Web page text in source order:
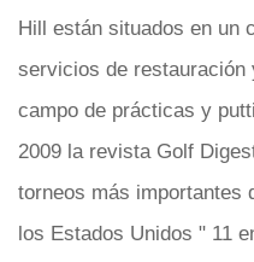
Hill están situados en un
servicios de restauración
campo de prácticas y
2009 la revista Golf
torneos más importantes
los Estados Unidos " 11